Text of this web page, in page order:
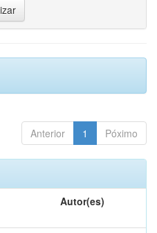
Anterior 1 Póximo
Autor(es)